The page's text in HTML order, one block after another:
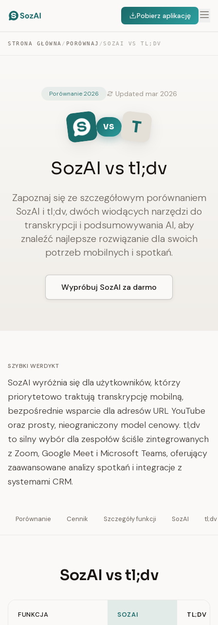
Pobierz aplikację
STRONA GŁÓWNA / PORÓWNAJ / SOZAI VS TL;DV
Porównanie 2026 Updated mar 2026
VS T
SozAI vs tl;dv
Zapoznaj się ze szczegółowym porównaniem
SozAI i tl;dv, dwóch wiodących narzędzi do
transkrypcji i podsumowywania AI, aby
znaleźć najlepsze rozwiązanie dla swoich
potrzeb mobilnych i spotkań.
Wypróbuj SozAI za darmo
SZYBKI WERDYKT
SozAI wyróżnia się dla użytkowników, którzy
priorytetowo traktują transkrypcję mobilną,
bezpośrednie wsparcie dla adresów URL YouTube
oraz prosty, nieograniczony model cenowy. tl;dv
to silny wybór dla zespołów ściśle zintegrowanych
z Zoom, Google Meet i Microsoft Teams, oferujący
zaawansowane analizy spotkań i integracje z
systemami CRM.
Porównanie Cennik Szczegóły funkcji SozAI tl;dv
SozAI vs tl;dv
FUNKCJA SOZAI TL;DV